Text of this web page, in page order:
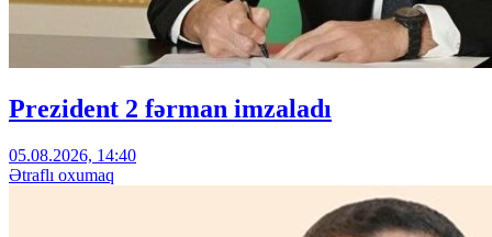
Prezident 2 fərman imzaladı
05.08.2026, 14:40
Ətraflı oxumaq